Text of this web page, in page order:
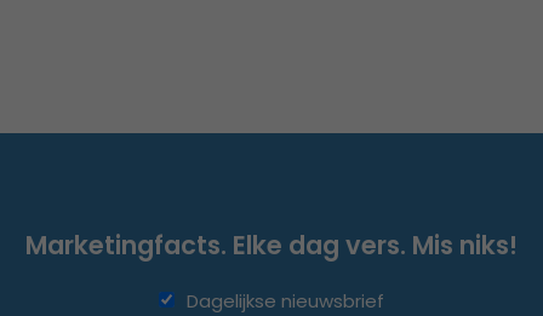
Marketingfacts. Elke dag vers. Mis niks!
Dagelijkse nieuwsbrief